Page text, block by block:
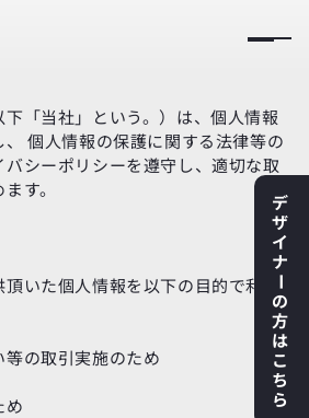
「当社」という。）は、個人情報
個人情報の保護に関する法律等の
シーポリシーを遵守し、適切な取
す。
頂いた個人情報を以下の目的で利用
の取引実施のため
め
デ
ザ
イ
ナ
の
方
は
こ
ち
ら